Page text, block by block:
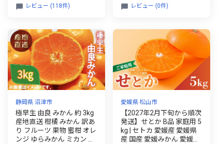
レビュー (118件)
レビュー (0件)
静岡県 沼津市
極早生 由良 みかん 約 3kg
産地直送 柑橘 みかん 訳あ
り フルーツ 果物 蜜柑 オレ
ンジ ゆらみかん ミカン ご
愛媛県 松山市
【2027年2月下旬から順次
発送】せとか B品 家庭用 5
kg | セトカ 愛媛産 愛媛県
産 国産 愛媛みかん 愛媛蜜